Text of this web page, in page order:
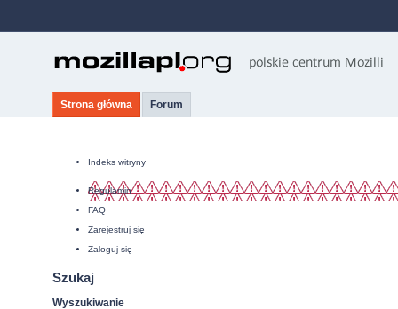
Strona główna Forum
Indeks witryny
Regulamin
FAQ
Zarejestruj się
Zaloguj się
Szukaj
Wyszukiwanie